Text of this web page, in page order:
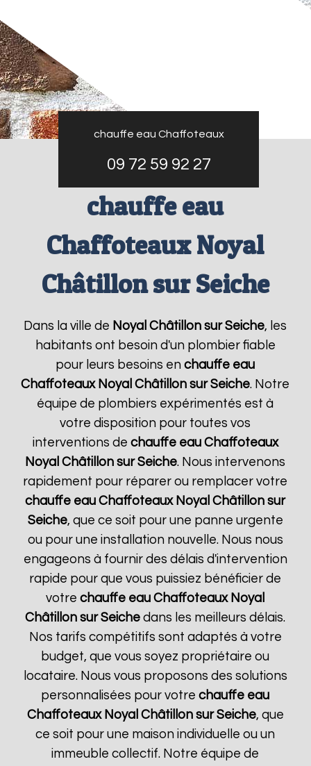
chauffe eau Chaffoteaux
09 72 59 92 27
chauffe eau
Chaffoteaux Noyal
Châtillon sur Seiche
Dans la ville de Noyal Châtillon sur Seiche, les
habitants ont besoin d'un plombier fiable
pour leurs besoins enchauffe eau
Chaffoteaux Noyal Châtillon sur Seiche. Notre
équipe de plombiers expérimentés est à
votre disposition pour toutes vos
interventions de chauffe eau Chaffoteaux
Noyal Châtillon sur Seiche. Nous intervenons
rapidement pour réparer ou remplacer votre
chauffe eau Chaffoteaux Noyal Châtillon sur
Seiche, que ce soit pour une panne urgente
ou pour une installation nouvelle. Nous nous
engageons à fournir des délais d'intervention
rapide pour que vous puissiez bénéficier de
votrechauffe eau Chaffoteaux Noyal
Châtillon sur Seiche dans les meilleurs délais.
Nos tarifs compétitifs sont adaptés à votre
budget, que vous soyez propriétaire ou
locataire. Nous vous proposons des solutions
personnalisées pour votrechauffe eau
Chaffoteaux Noyal Châtillon sur Seiche, que
ce soit pour une maison individuelle ou un
immeuble collectif. Notre équipe de